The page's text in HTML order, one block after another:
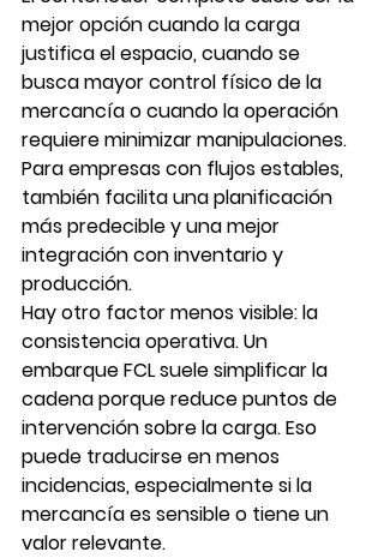
mejor opción cuando la carga
justifica el espacio, cuando se
busca mayor control físico de la
mercancía o cuando la operación
requiere minimizar manipulaciones.
Para empresas con flujos estables,
también facilita una planificación
más predecible y una mejor
integración con inventario y
producción.
Hay otro factor menos visible: la
consistencia operativa. Un
embarque FCL suele simplificar la
cadena porque reduce puntos de
intervención sobre la carga. Eso
puede traducirse en menos
incidencias, especialmente si la
mercancía es sensible o tiene un
valor relevante.